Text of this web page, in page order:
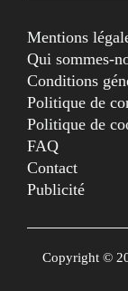
Mentions
Qui sommes-
Conditions
Politique de
Politique de
FAQ
Contact
Publicité
Copyright ©